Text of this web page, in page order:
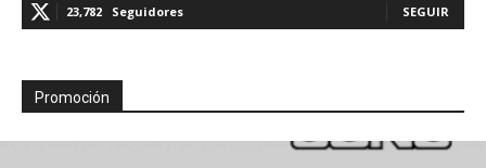
23,782 Seguidores SEGUIR
Promoción